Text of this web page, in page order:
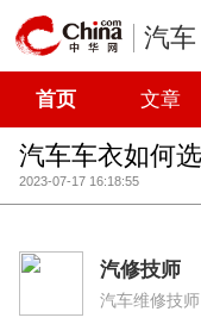
汽车
首页 文章
汽车车衣如何
2023-07-17 16:18:55
汽修技师
汽车维修技师